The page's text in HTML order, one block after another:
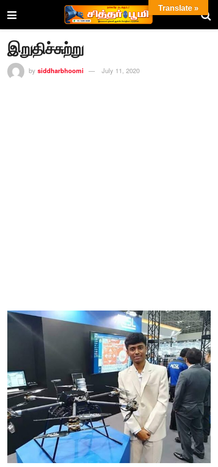
இறுதிச்சுற்று
by siddharbhoomi July 11, 2020
Translate »